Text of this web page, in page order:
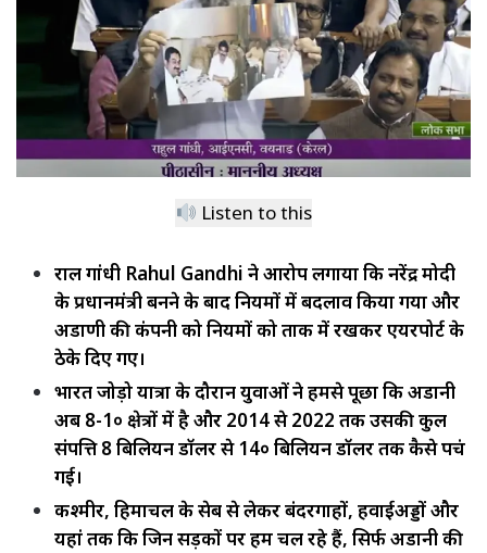
Listen to this
राहुल गांधी Rahul Gandhi ने आरोप लगाया कि नरेंद्र मोदी
के प्रधानमंत्री बनने के बाद नियमों में बदलाव किया गया और
अडाणी की कंपनी को नियमों को ताक में रखकर एयरपोर्ट के
ठेके दिए गए।
भारत जोड़ो यात्रा के दौरान युवाओं ने हमसे पूछा कि अडानी
अब 8-1० क्षेत्रों में है और 2014 से 2022 तक उसकी कुल
संपत्ति 8 बिलियन डॉलर से 14० बिलियन डॉलर तक कैसे पहुंच
गई।
कश्मीर, हिमाचल के सेब से लेकर बंदरगाहों, हवाईअड्डों और
यहां तक ​​कि जिन सड़कों पर हम चल रहे हैं, सिर्फ अडानी की